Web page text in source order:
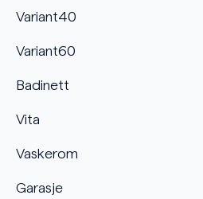
Variant40
Variant60
Badinett
Vita
Vaskerom
Garasje